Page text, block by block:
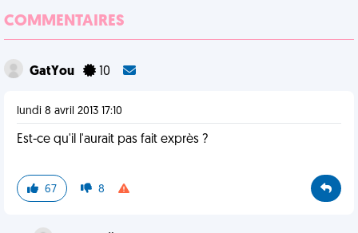
COMMENTAIRES
GatYou 10
lundi 8 avril 2013 17:10
Est-ce qu'il l'aurait pas fait exprès ?
67 8